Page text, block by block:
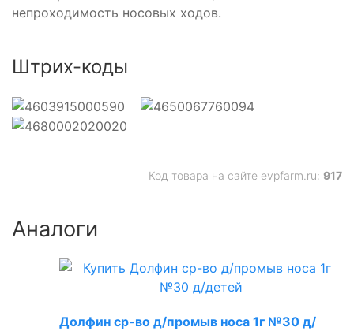
непроходимость носовых ходов.
Штрих-коды
Код товара на сайте evpfarm.ru: 917
Аналоги
Долфин ср-во д/промыв носа 1г №30 д/